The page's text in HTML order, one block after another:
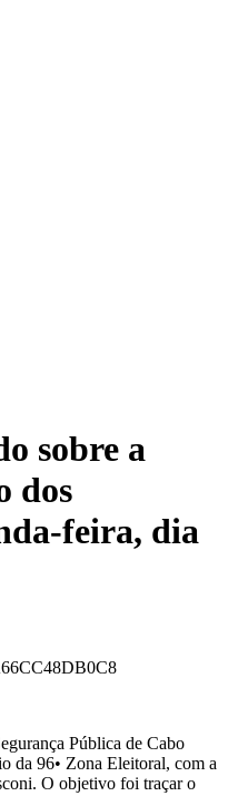
sobre a
dos
feira, dia
Pública de Cabo
da 96• Zona Eleitoral, com a
O objetivo foi traçar o